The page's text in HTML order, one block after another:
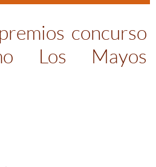
concurso
Los Mayos